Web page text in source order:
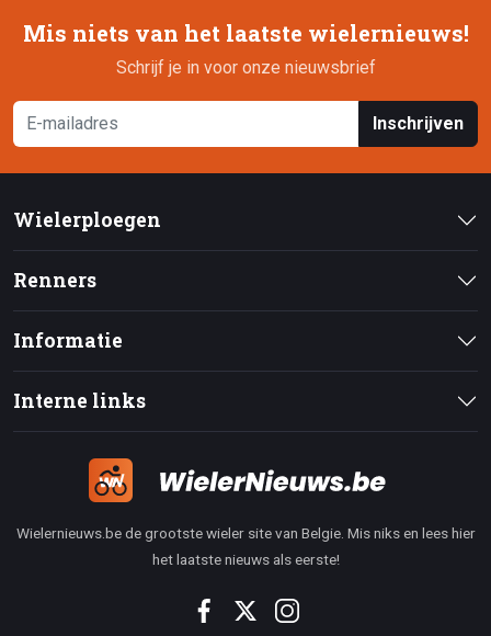
Mis niets van het laatste wielernieuws!
Schrijf je in voor onze nieuwsbrief
Inschrijven
Wielerploegen
Renners
Informatie
Interne links
Wielernieuws.be de grootste wieler site van Belgie. Mis niks en lees hier
het laatste nieuws als eerste!